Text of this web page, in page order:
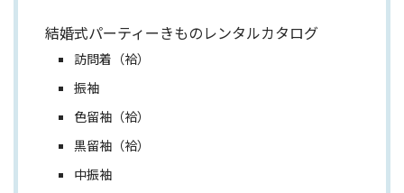
結婚式パーティーきものレンタルカタログ
訪問着（袷）
振袖
色留袖（袷）
黒留袖（袷）
中振袖